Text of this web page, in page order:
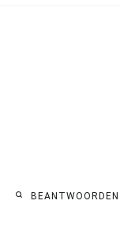
BEANTWOORDEN